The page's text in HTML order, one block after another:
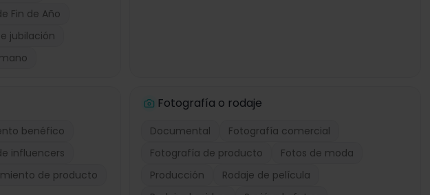
Fin de Año
jubilación
benéfico
influencers
de producto
Fotografía o rodaje
Documental
Fotografía comercial
Fotografía de producto
Fotos de moda
Producción
Rodaje de película